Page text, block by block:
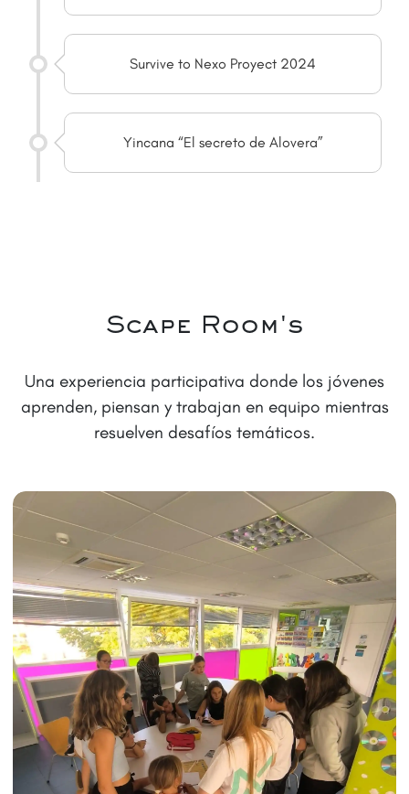
Survive to Nexo Proyect 2024
Yincana “El secreto de Alovera”
Scape Room's
Una experiencia participativa donde los jóvenes
aprenden, piensan y trabajan en equipo mientras
resuelven desafíos temáticos.